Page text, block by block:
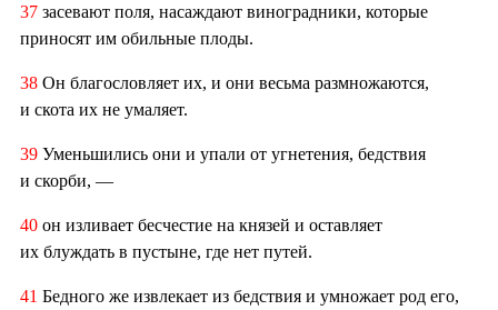
37 засевают поля, насаждают виноградники, которые
приносят им обильные плоды.
38 Он благословляет их, и они весьма размножаются,
и скота их не умаляет.
39 Уменьшились они и упали от угнетения, бедствия
и скорби, —
40 он изливает бесчестие на князей и оставляет
их блуждать в пустыне, где нет путей.
41 Бедного же извлекает из бедствия и умножает род его,